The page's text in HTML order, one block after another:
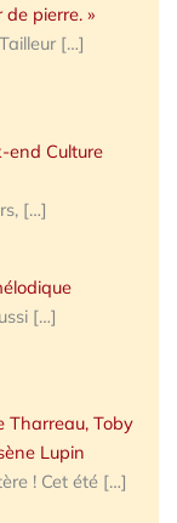
de pierre. »
[…]
end Culture
[…]
[…]
Tharreau, Toby
Lupin
! Cet été […]